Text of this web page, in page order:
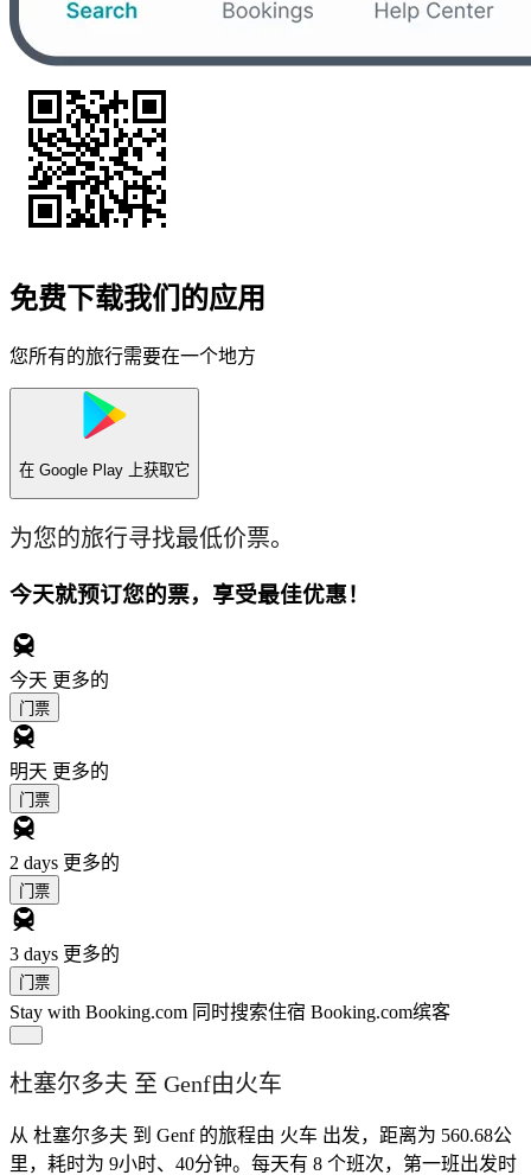
免费下载我们的应用
您所有的旅行需要在一个地方
在 Google Play 上获取它
为您的旅行寻找最低价票。
今天就预订您的票，享受最佳优惠！
今天 更多的
门票
明天 更多的
门票
2 days 更多的
门票
3 days 更多的
门票
Stay with Booking.com 同时搜索住宿 Booking.com缤客
杜塞尔多夫 至 Genf由火车
从 杜塞尔多夫 到 Genf 的旅程由 火车 出发，距离为 560.68公
里，耗时为 9小时、40分钟。每天有 8 个班次，第一班出发时